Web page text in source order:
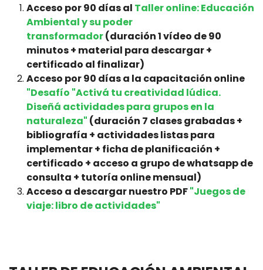
Acceso por 90 días al Taller online: Educación
Ambiental y su poder
transformador(duración 1 vídeo de 90
minutos + material para descargar +
certificado al finalizar)
Acceso por 90 días a la capacitación online
"Desafío "Activá tu creatividad lúdica.
Diseñá actividades para grupos en la
naturaleza" (duración 7 clases grabadas +
bibliografía + actividades listas para
implementar + ficha de planificación +
certificado + acceso a grupo de whatsapp de
consulta + tutoría online mensual)
Acceso a descargar nuestro PDF"Juegos de
viaje: libro de actividades"